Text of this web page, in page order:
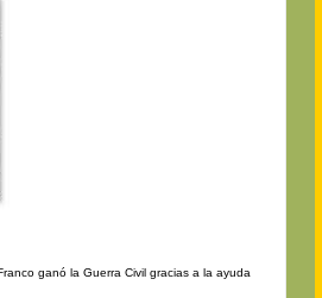
ganó la Guerra Civil gracias a la ayuda